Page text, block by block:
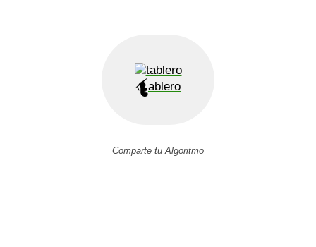
ablero
Comparte tu Algoritmo